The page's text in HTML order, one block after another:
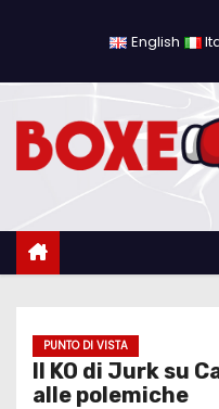
c
English
PUNTO DI VISTA
Il KO di Jurk su
alle polemiche